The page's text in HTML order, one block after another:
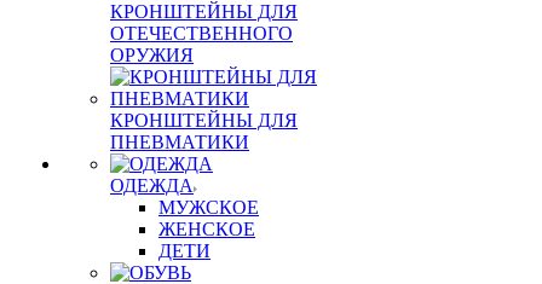
КРОНШТЕЙНЫ ДЛЯ
ОТЕЧЕСТВЕННОГО
ОРУЖИЯ
КРОНШТЕЙНЫ ДЛЯ
ПНЕВМАТИКИ
ОДЕЖДА
МУЖСКОЕ
ЖЕНСКОЕ
ДЕТИ